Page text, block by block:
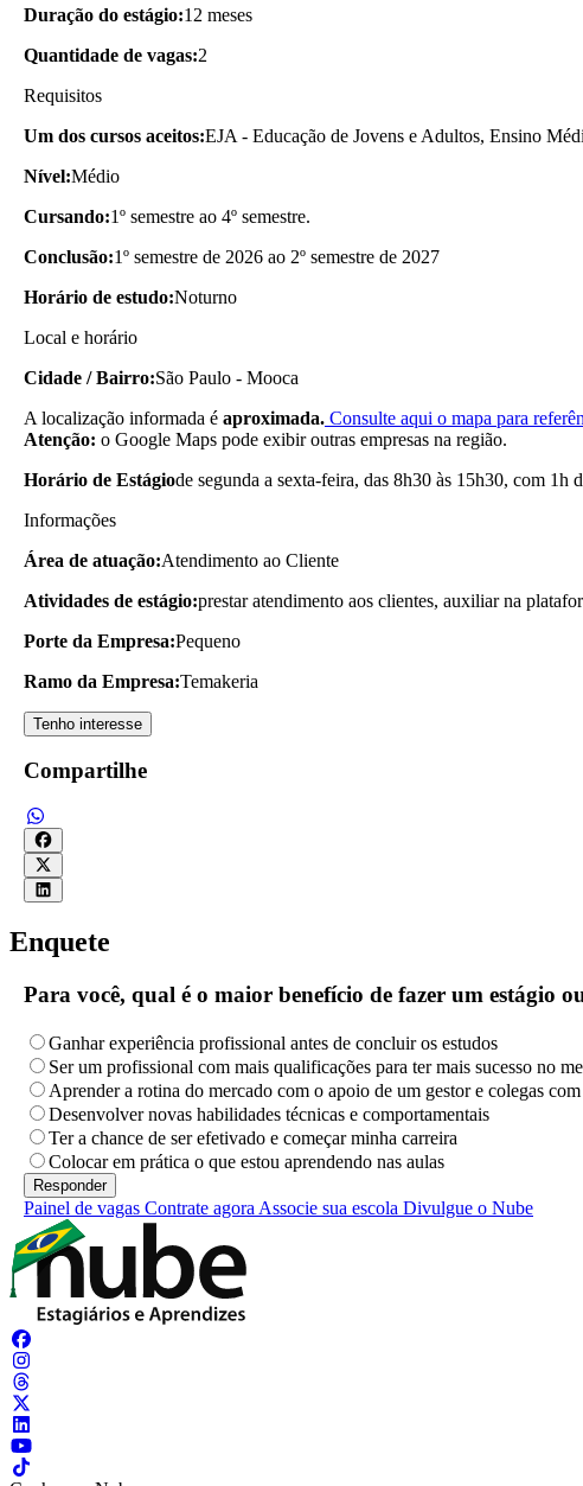
Duração do estágio:12 meses
Quantidade de vagas:2
Requisitos
Um dos cursos aceitos:EJA - Educação de Jovens e Adultos, Ensino
Nível:Médio
Cursando:1º semestre ao 4º semestre.
Conclusão:1º semestre de 2026 ao 2º semestre de 2027
Horário de estudo:Noturno
Local e horário
Cidade / Bairro:São Paulo - Mooca
A localização informada é aproximada. Consulte aqui o mapa para
Atenção: o Google Maps pode exibir outras empresas na região.
Horário de Estágiode segunda a sexta-feira, das 8h30 às 15h30, com 1h
Informações
Área de atuação:Atendimento ao Cliente
Atividades de estágio:prestar atendimento aos clientes, auxiliar na
Porte da Empresa:Pequeno
Ramo da Empresa:Temakeria
Tenho interesse
Compartilhe
Enquete
Para você, qual é o maior benefício de fazer um estágio
Ganhar experiência profissional antes de concluir os estudos
Ser um profissional com mais qualificações para ter mais sucesso no
Aprender a rotina do mercado com o apoio de um gestor e colegas
Desenvolver novas habilidades técnicas e comportamentais
Ter a chance de ser efetivado e começar minha carreira
Colocar em prática o que estou aprendendo nas aulas
Painel de vagas Contrate agora Associe sua escola Divulgue o Nube